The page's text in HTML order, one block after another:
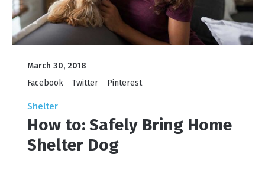
March 30, 2018
Facebook
Twitter Pinterest
Shelter
How to: Safely Bring Home
Shelter Dog